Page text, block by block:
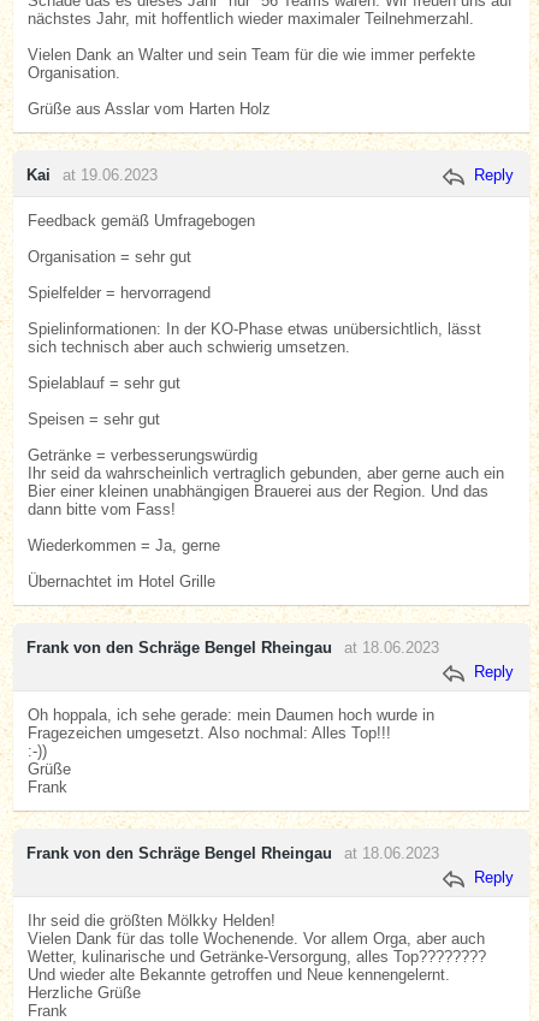
nächstes Jahr, mit hoffentlich wieder maximaler Teilnehmerzahl.
Vielen Dank an Walter und sein Team für die wie immer perfekte
Organisation.
Grüße aus Asslar vom Harten Holz
Kai at 19.06.2023 Reply
Feedback gemäß Umfragebogen
Organisation = sehr gut
Spielfelder = hervorragend
Spielinformationen: In der KO-Phase etwas unübersichtlich, lässt
sich technisch aber auch schwierig umsetzen.
Spielablauf = sehr gut
Speisen = sehr gut
Getränke = verbesserungswürdig
Ihr seid da wahrscheinlich vertraglich gebunden, aber gerne auch ein
Bier einer kleinen unabhängigen Brauerei aus der Region. Und das
dann bitte vom Fass!
Wiederkommen = Ja, gerne
Übernachtet im Hotel Grille
Frank von den Schräge Bengel Rheingau
at 18.06.2023
Reply
Oh hoppala, ich sehe gerade: mein Daumen hoch wurde in
Fragezeichen umgesetzt. Also nochmal: Alles Top!!!
:-))
Grüße
Frank
Frank von den Schräge Bengel Rheingau
at 18.06.2023
Reply
Ihr seid die größten Mölkky Helden!
Vielen Dank für das tolle Wochenende. Vor allem Orga, aber auch
Wetter, kulinarische und Getränke-Versorgung, alles Top????????
Und wieder alte Bekannte getroffen und Neue kennengelernt.
Herzliche Grüße
Frank